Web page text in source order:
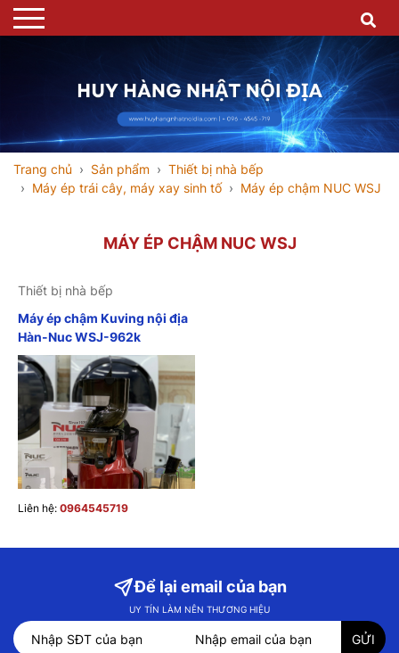
Trang chủ Sản phẩm
Thiết bị nhà bếp
Máy ép trái cây, máy xay sinh tố
Máy ép chậm NUC WSJ
MÁY ÉP CHẬM NUC WSJ
Thiết bị nhà bếp
Máy ép chậm Kuving nội địa
Hàn-Nuc WSJ-962k
Liên hệ: 0964545719
Để lại email của bạn
UY TÍN LÀM NÊN THƯƠNG HIỆU